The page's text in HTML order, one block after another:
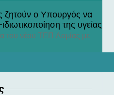
ζητούν ο Υπουργός να
της υγείας
του νέου ΤΕΠ Λαμίας με